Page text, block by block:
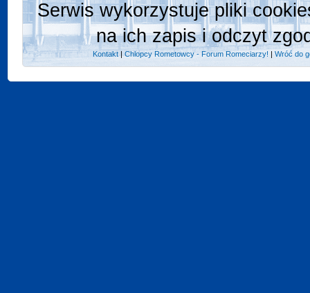
Serwis wykorzystuje pliki
na ich zapis i odczyt
Kontakt |Chlopcy Rometowcy - Forum Romeciarzy! |Wróć do